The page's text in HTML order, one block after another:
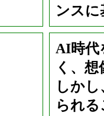
ンスに
AI時代
く、
しか
られ